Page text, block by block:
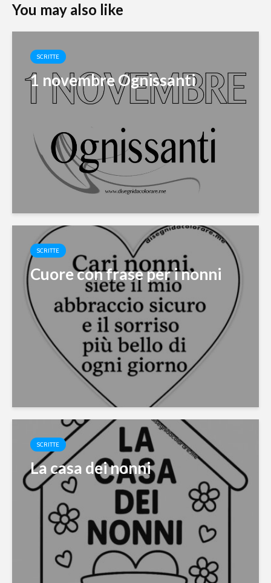
You may also like
SCRITTE
1 novembre Ognissanti
SCRITTE
Cuore con frase per i nonni
SCRITTE
La casa dei nonni